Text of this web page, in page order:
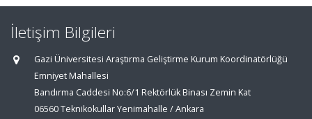
İletişim Bilgileri
Gazi Üniversitesi Araştırma Geliştirme Kurum Koordinatörlüğü
Emniyet Mahallesi
Bandırma Caddesi No:6/1 Rektörlük Binası Zemin Kat
06560 Teknikokullar Yenimahalle / Ankara